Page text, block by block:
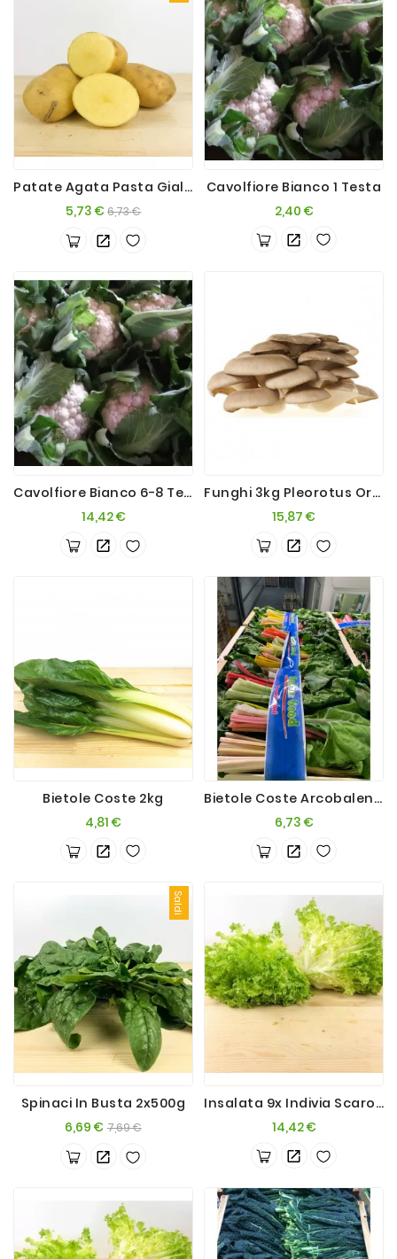
Patate Agata Pasta Gialla 5kg
5,73 €Prezzo
6,73 €Prezzo
Cavolfiore Bianco 1 Testa
2,40 €Prezzo
Cavolfiore Bianco 6-8 Teste 8kg Min.
14,42 €Prezzo
Funghi 3kg Pleorotus Orecchiette
15,87 €Prezzo
Bietole Coste 2kg
4,81 €Prezzo
Bietole Coste Arcobaleno X 2kg
6,73 €Prezzo
Saldi
Spinaci In Busta 2x500g
6,69 € Prezzo
7,69 €Prezzo
Insalata 9x Indivia Scarola Aperta 6kg
14,42 €Prezzo